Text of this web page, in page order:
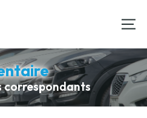
correspondants